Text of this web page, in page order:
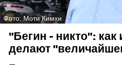
Фото: Моти Кимхи
"Бегин - никто": как
делают